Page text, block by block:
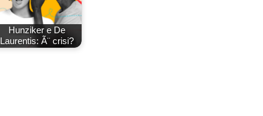
Hunziker e De
Laurentis: Ã¨ crisi?